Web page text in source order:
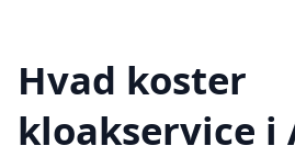
Hvad koster
kloakservice i